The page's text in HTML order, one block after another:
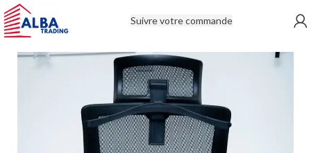
Suivre votre commande